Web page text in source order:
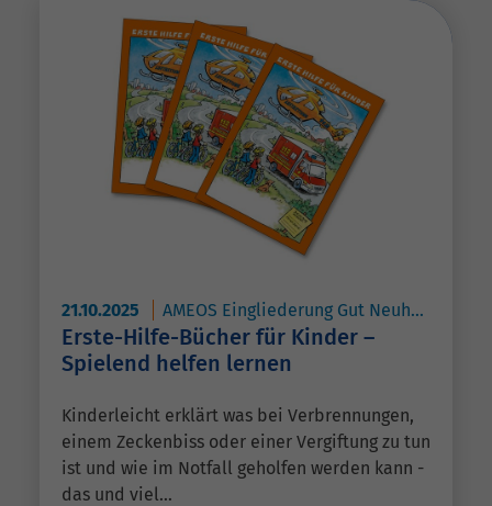
21.10.2025 AMEOS Eingliederung Gut Neuhof Petershagen
Erste-Hilfe-Bücher für Kinder –
Spielend helfen lernen
Kinderleicht erklärt was bei Verbrennungen,
einem Zeckenbiss oder einer Vergiftung zu tun
ist und wie im Notfall geholfen werden kann -
das und viel…